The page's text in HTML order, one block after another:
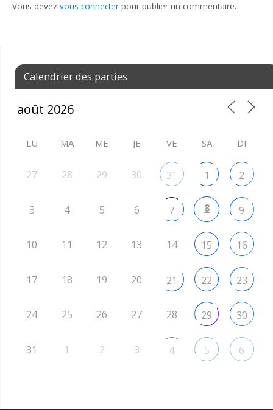
Vous devezvous connecter pour publier un commentaire.
Calendrier des parties
LU MA ME JE VE SA DI
27 28 29 30 31 1 2
3 4 5 6 7 8 9
10 11 12 13 14 15 16
17 18 19 20 21 22 23
24 25 26 27 28 29 30
31 1 2 3 4 5 6